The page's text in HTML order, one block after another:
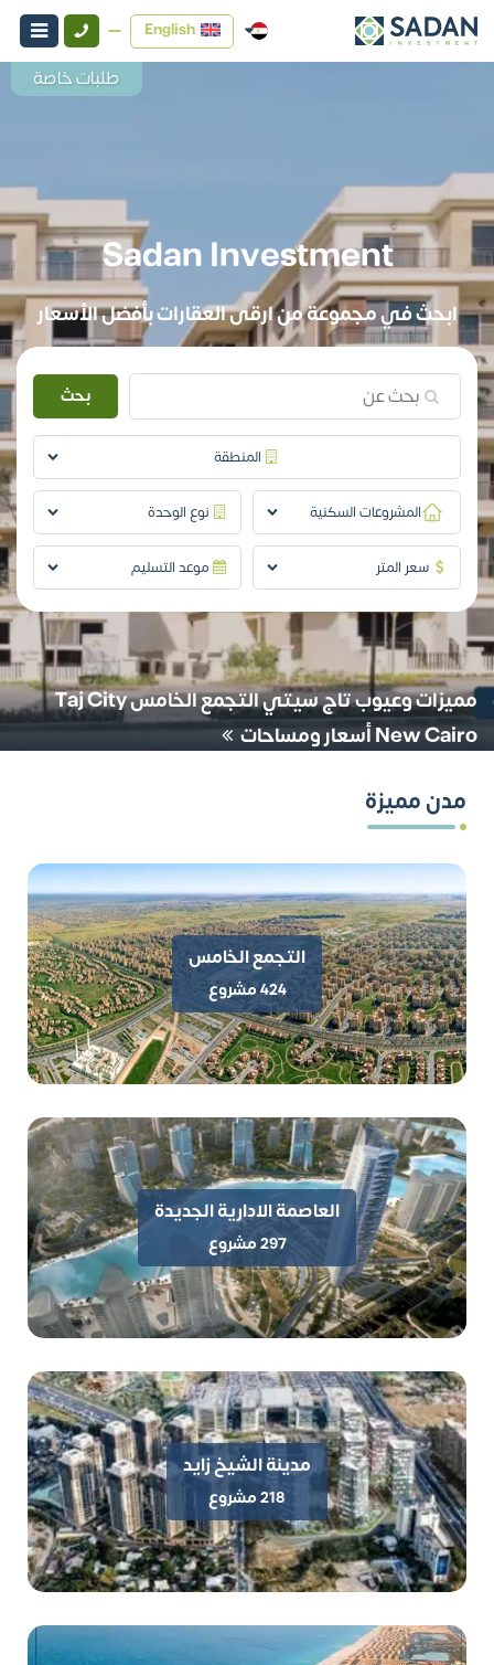
English
مميزات وعيوب تاج سيتي التجمع الخامس Taj City
New Cairo أسعار ومساحات
سيلفر ساندس الساحل الشمالي Silver sands تفاصيل
وأسعار
Sadan Investment
ابحث في مجموعة من ارقى العقارات بأفضل الأسعار
المنطقة
المشروعات السكنية نوع الوحدة
سعر المتر موعد التسليم
بحث
مدن مميزة
التجمع الخامس
424 مشروع
العاصمة الادارية الجديدة
297 مشروع
مدينة الشيخ زايد
218 مشروع
طلبات خاصة